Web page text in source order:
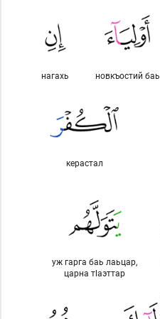
новкъостий баь
нагахь
керастал
уж гарга баь лаьцар,
царна тlаэттар